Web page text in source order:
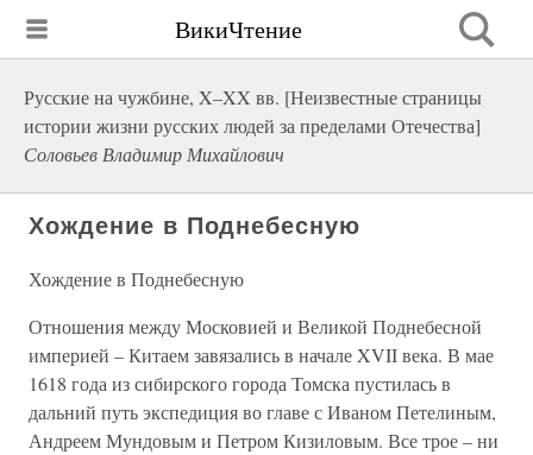
ВикиЧтение
Русские на чужбине, X–XX вв. [Неизвестные страницы
истории жизни русских людей за пределами Отечества]
Соловьев Владимир Михайлович
Хождение в Поднебесную
Хождение в Поднебесную
Отношения между Московией и Великой Поднебесной
империей – Китаем завязались в начале XVII века. В мае
1618 года из сибирского города Томска пустилась в
дальний путь экспедиция во главе с Иваном Петелиным,
Андреем Мундовым и Петром Кизиловым. Все трое – ни